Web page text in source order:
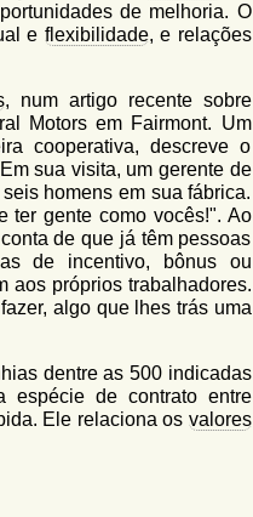
de melhoria. O
e flexibilidade, e relações
, num artigo recente sobre
Motors em Fairmont. Um
cooperativa, descreve o
sua visita, um gerente de
homens em sua fábrica.
ter gente como vocês!". Ao
de que já têm pessoas
de incentivo, bônus ou
aos próprios trabalhadores.
algo que lhes trás uma
dentre as 500 indicadas
espécie de contrato entre
Ele relaciona os valores